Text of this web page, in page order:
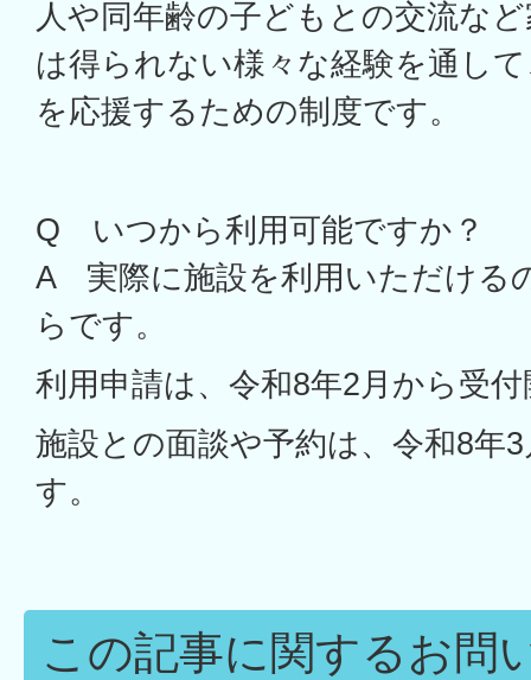
人や同年齢の子どもとの交流な
は得られない様々な経験を通し
を応援するための制度です。
Q いつから利用可能ですか？
A 実際に施設を利用いただける
らです。
利用申請は、令和8年2月から受
施設との面談や予約は、令和8年
す。
この記事に関するお問